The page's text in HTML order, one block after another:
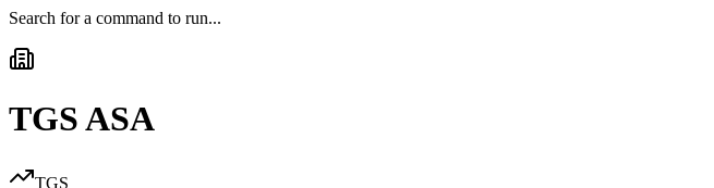
Search for a command to run...
TGS ASA
TGS